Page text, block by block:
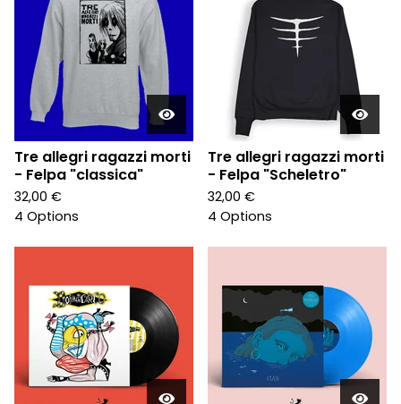
Tre allegri ragazzi morti
- Felpa "classica"
32,00 €
4 Options
Tre allegri ragazzi morti
- Felpa "Scheletro"
32,00 €
4 Options